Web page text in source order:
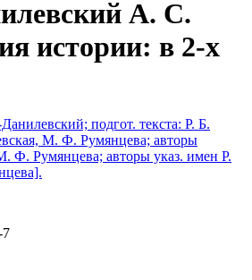
А. С.
истории: в 2-х
подгот. текста: Р. Б.
М. Ф. Румянцева; авторы
Ф. Румянцева; авторы указ. имен Р.
7